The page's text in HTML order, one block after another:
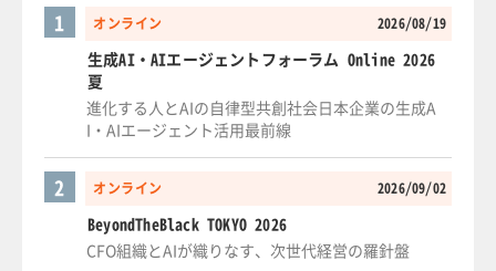
オンライン 2026/08/19
1
生成AI・AIエージェントフォーラム Online 2026
夏
進化する人とAIの自律型共創社会日本企業の生成A
I・AIエージェント活用最前線
オンライン 2026/09/02
2
BeyondTheBlack TOKYO 2026
CFO組織とAIが織りなす、次世代経営の羅針盤